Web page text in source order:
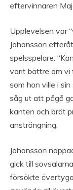
eftervinnaren
Upplevelsen var
Johansson
spelsspelare:
varit bättre om vi
som hon ville i
såg ut att pågå
kanten och bröt
ansträngning.
Johansson
gick till
försökte